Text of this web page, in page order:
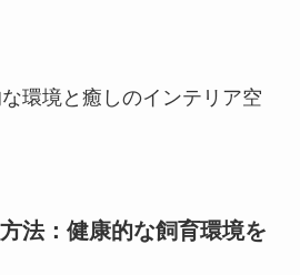
環境と癒しのインテリア空
法：健康的な飼育環境を